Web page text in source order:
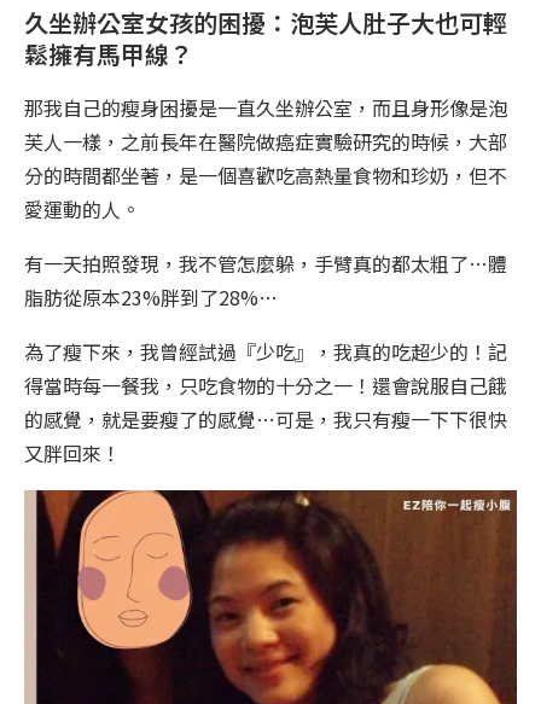
久坐辦公室女孩的困擾：泡芙人肚子大也可輕
鬆擁有馬甲線？
那我自己的瘦身困擾是一直久坐辦公室，而且身形像是泡
芙人一樣，之前長年在醫院做癌症實驗研究的時候，大部
分的時間都坐著，是一個喜歡吃高熱量食物和珍奶，但不
愛運動的人。
有一天拍照發現，我不管怎麼躲，手臂真的都太粗了…體
脂肪從原本23%胖到了28%…
為了瘦下來，我曾經試過『少吃』，我真的吃超少的！記
得當時每一餐我，只吃食物的十分之一！還會說服自己餓
的感覺，就是要瘦了的感覺…可是，我只有瘦一下下很快
又胖回來！